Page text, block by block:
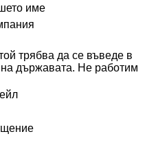
име
трябва да се въведе в
държавата. Не работим